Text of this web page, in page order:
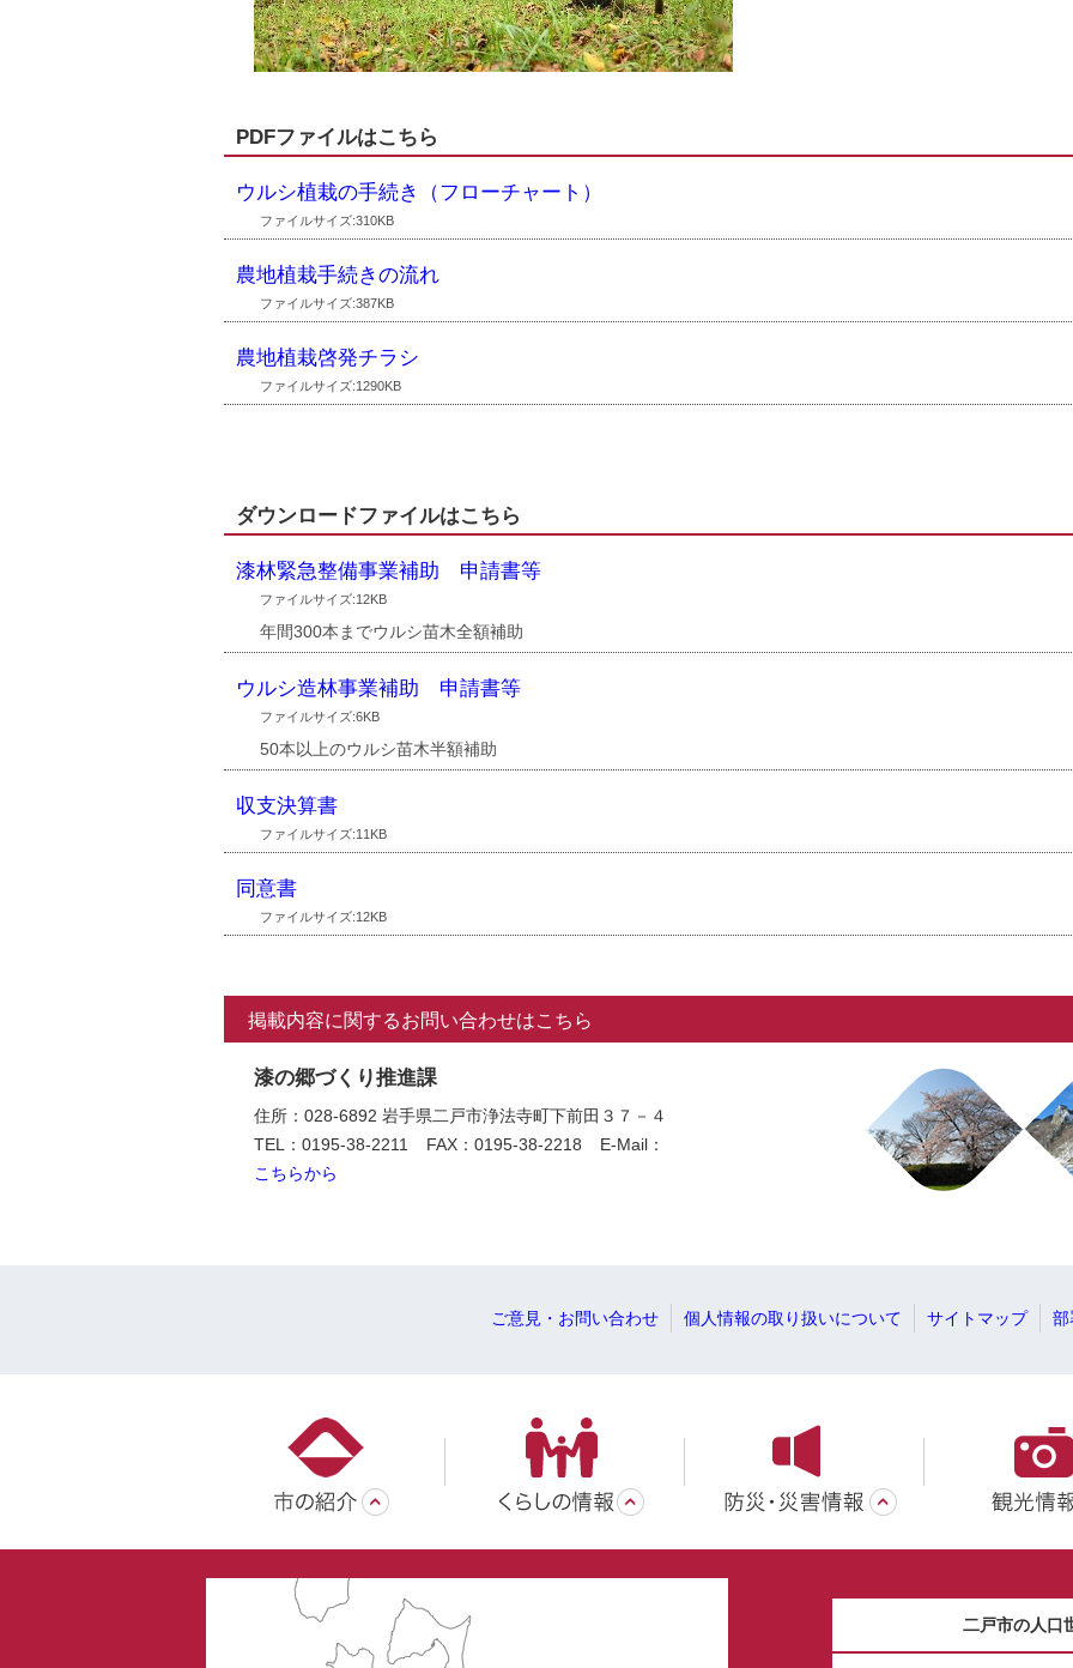
PDFファイルはこちら
ウルシ植栽の手続き（フローチャート）
ファイルサイズ:310KB
農地植栽手続きの流れ
ファイルサイズ:387KB
農地植栽啓発チラシ
ファイルサイズ:1290KB
ダウンロードファイルはこちら
漆林緊急整備事業補助 申請書等
ファイルサイズ:12KB
年間300本までウルシ苗木全額補助
ウルシ造林事業補助 申請書等
ファイルサイズ:6KB
50本以上のウルシ苗木半額補助
収支決算書
ファイルサイズ:11KB
同意書
ファイルサイズ:12KB
掲載内容に関するお問い合わせはこちら
漆の郷づくり推進課
住所：028-6892 岩手県二戸市浄法寺町下前田３７－４
TEL：0195-38-2211
FAX：0195-38-2218
E-Mail：
こちらから
ご意見・お問い合わせ 個人情報の取り扱いについて サイトマップ 部
二戸市の人口